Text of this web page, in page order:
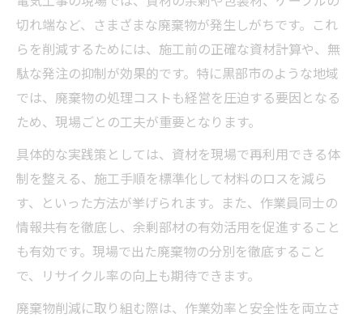
切れ端など、さまざまな廃棄物が発生しがちです。これ
らを削減するためには、施工前の正確な資材計算や、無
駄な発注の抑制が効果的です。特に黒部市のような地域
では、廃棄物の処理コストも経営を圧迫する要因となる
ため、現場ごとの工夫が重要となります。
具体的な実践策としては、資材を現場で再利用できる体
制を整える、施工手順を標準化して材料のロスを減ら
す、といった方法が挙げられます。また、作業員同士の
情報共有を徹底し、余剰部材の有効活用を促進すること
も有効です。現場で出た廃棄物の分別を徹底すること
で、リサイクル率の向上も期待できます。
廃棄物削減に取り組む際は、作業効率と安全性を両立さ